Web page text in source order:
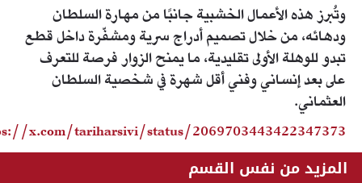
وتُبرز هذه الأعمال الخشبية جانبًا من مهارة السلطان
ودهائه، من خلال تصميم أدراج سرية ومشفّرة داخل قطع
تبدو للوهلة الأولى تقليدية، ما يمنح الزوار فرصة للتعرف
على بعد إنساني وفني أقل شهرة في شخصية السلطان
العثماني.
x.com/tariharsivi/status/2069703443422347373
المزيد من نفس القسم